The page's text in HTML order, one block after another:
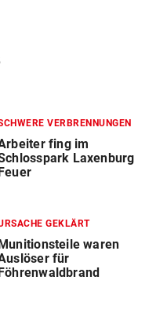
VERBRENNUNGEN
fing im
Laxenburg
GEKLÄRT
Munitionsteile waren
für
Föhrenwaldbrand